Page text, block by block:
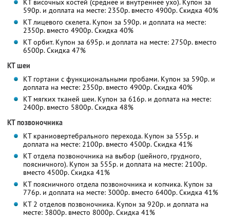
КТ височных костей (среднее и внутреннее ухо). Купон за
590р. и доплата на месте: 2350р. вместо 4900р.Скидка 40%
КТ лицевого скелета. Купон за 590р. и доплата на месте:
2350р. вместо 4900р.Скидка 40%
КТ орбит. Купон за 695р. и доплата на месте: 2750р. вместо
6500р.Скидка 47%
КТ шеи
КТ гортани с функциональными пробами. Купон за 590р. и
доплата на месте: 2350р. вместо 4900р.Скидка 40%
КТ мягких тканей шеи. Купон за 616р. и доплата на месте:
2400р. вместо 5800р.Скидка 48%
КТ позвоночника
КТ краниовертебрального перехода. Купон за 555р. и
доплата на месте: 2100р. вместо 4500р.Скидка 41%
КТ отдела позвоночника на выбор (шейного, грудного,
поясничного). Купон за 555р. и доплата на месте: 2100р.
вместо 4500р.Скидка 41%
КТ поясничного отдела позвоночника и копчика. Купон за
776р. и доплата на месте: 3000р. вместо 6400р.Скидка 41%
КТ 2 отделов позвоночника. Купон за 920р. и доплата на
месте: 3800р. вместо 8000р.Скидка 41%